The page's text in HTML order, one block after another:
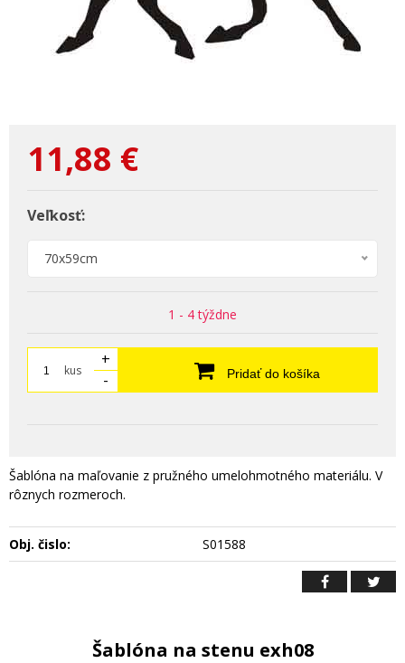
11,88 €
Veľkosť:
70x59cm
1 - 4 týždne
kus
+
-
Pridať do košíka
Šablóna na maľovanie z pružného umelohmotného materiálu. V
rôznych rozmeroch.
Obj. čislo: S01588
Šablóna na stenu exh08